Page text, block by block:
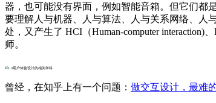
器，也可能没有界面，例如智能音箱。但它们都
要理解人与机器、人与算法、人与关系网络、人
处，又产生了 HCI（Human-computer
师。
曾经，在知乎上有一个问题： 做交互设计，最难